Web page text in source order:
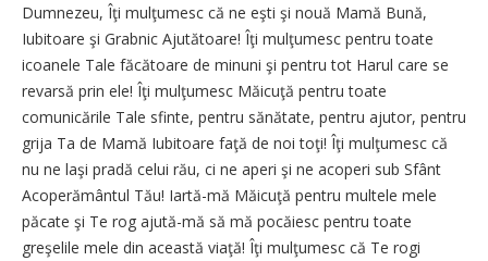
Dumnezeu, Îţi mulţumesc că ne eşti şi nouă Mamă Bună,
Iubitoare şi Grabnic Ajutătoare! Îţi mulţumesc pentru toate
icoanele Tale făcătoare de minuni şi pentru tot Harul care se
revarsă prin ele! Îţi mulţumesc Măicuţă pentru toate
comunicările Tale sfinte, pentru sănătate, pentru ajutor, pentru
grija Ta de Mamă Iubitoare faţă de noi toţi! Îţi mulţumesc că
nu ne laşi pradă celui rău, ci ne aperi şi ne acoperi sub Sfânt
Acoperământul Tău! Iartă-mă Măicuţă pentru multele mele
păcate şi Te rog ajută-mă să mă pocăiesc pentru toate
greşelile mele din această viaţă! Îţi mulţumesc că Te rogi